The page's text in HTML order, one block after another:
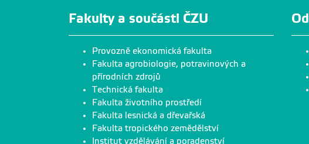
Fakulty a součásti ČZU
Provozně ekonomická fakulta
Fakulta agrobiologie, potravinových a
přírodních zdrojů
Technická fakulta
Fakulta životního prostředí
Fakulta lesnická a dřevařská
Fakulta tropického zemědělství
Institut vzdělávání a poradenství